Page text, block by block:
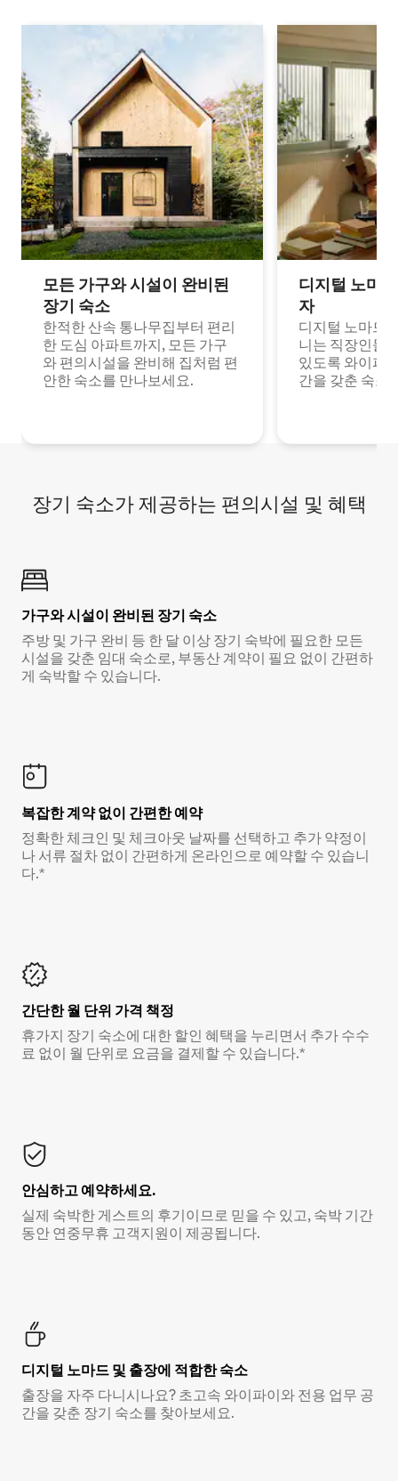
모든 가구와 시설이 완비된
장기 숙소
한적한 산속 통나무집부터 편리
한 도심 아파트까지, 모든 가구
와 편의시설을 완비해 집처럼 편
안한 숙소를 만나보세요.
디지털 노마
자
디지털 노마드
니는 직장인들
있도록 와이파
간을 갖춘 숙소
장기 숙소가 제공하는 편의시설 및 혜택
가구와 시설이 완비된 장기 숙소
주방 및 가구 완비 등 한 달 이상 장기 숙박에 필요한 모든
시설을 갖춘 임대 숙소로, 부동산 계약이 필요 없이 간편하
게 숙박할 수 있습니다.
복잡한 계약 없이 간편한 예약
정확한 체크인 및 체크아웃 날짜를 선택하고 추가 약정이
나 서류 절차 없이 간편하게 온라인으로 예약할 수 있습니
다.*
간단한 월 단위 가격 책정
휴가지 장기 숙소에 대한 할인 혜택을 누리면서 추가 수수
료 없이 월 단위로 요금을 결제할 수 있습니다.*
안심하고 예약하세요.
실제 숙박한 게스트의 후기이므로 믿을 수 있고, 숙박 기간
동안 연중무휴 고객지원이 제공됩니다.
디지털 노마드 및 출장에 적합한 숙소
출장을 자주 다니시나요? 초고속 와이파이와 전용 업무 공
간을 갖춘 장기 숙소를 찾아보세요.